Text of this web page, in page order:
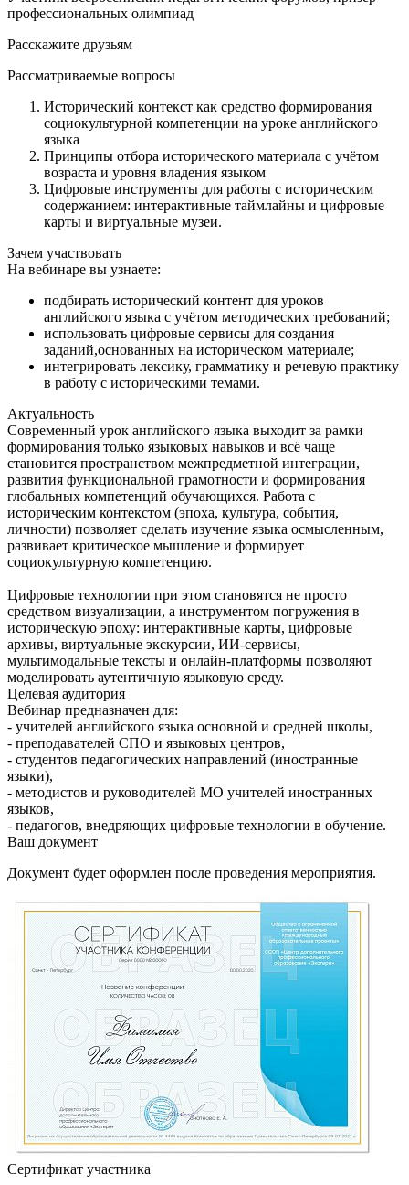
профессиональных олимпиад
Расскажите друзьям
Рассматриваемые вопросы
Исторический контекст как средство формирования
социокультурной компетенции на уроке английского
языка
Принципы отбора исторического материала с учётом
возраста и уровня владения языком
Цифровые инструменты для работы с историческим
содержанием: интерактивные таймлайны и цифровые
карты и виртуальные музеи.
Зачем участвовать
На вебинаре вы узнаете:
подбирать исторический контент для уроков
английского языка с учётом методических требований;
использовать цифровые сервисы для создания
заданий,основанных на историческом материале;
интегрировать лексику, грамматику и речевую практику
в работу с историческими темами.
Актуальность
Современный урок английского языка выходит за рамки
формирования только языковых навыков и всё чаще
становится пространством межпредметной интеграции,
развития функциональной грамотности и формирования
глобальных компетенций обучающихся. Работа с
историческим контекстом (эпоха, культура, события,
личности) позволяет сделать изучение языка осмысленным,
развивает критическое мышление и формирует
социокультурную компетенцию.
Цифровые технологии при этом становятся не просто
средством визуализации, а инструментом погружения в
историческую эпоху: интерактивные карты, цифровые
архивы, виртуальные экскурсии, ИИ-сервисы,
мультимодальные тексты и онлайн-платформы позволяют
моделировать аутентичную языковую среду.
Целевая аудитория
Вебинар предназначен для:
- учителей английского языка основной и средней школы,
- преподавателей СПО и языковых центров,
- студентов педагогических направлений (иностранные
языки),
- методистов и руководителей МО учителей иностранных
языков,
- педагогов, внедряющих цифровые технологии в обучение.
Ваш документ
Документ будет оформлен после проведения мероприятия.
Сертификат участника